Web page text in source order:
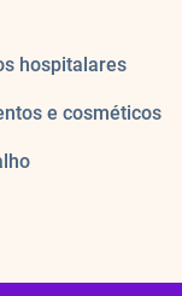
hospitalares
e cosméticos